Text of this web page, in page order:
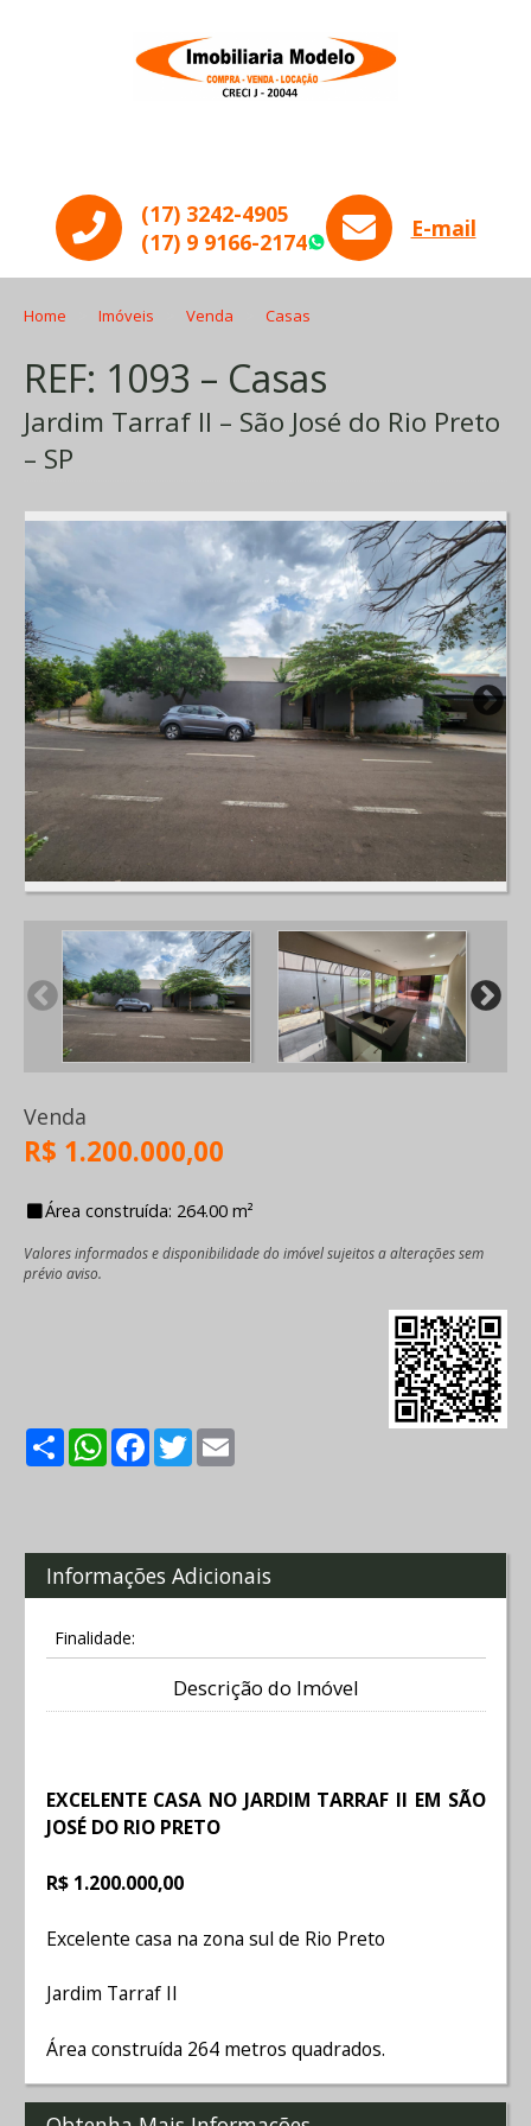
(17) 3242-4905
(17) 9 9166-2174
WhatsApp
E-mail
Home Imóveis Venda Casas
REF: 1093 – Casas
Jardim Tarraf II – São José do Rio Preto
– SP
Venda
R$ 1.200.000,00
Área construída: 264.00 m²
Valores informados e disponibilidade do imóvel sujeitos a alterações sem
prévio aviso.
ShareWhatsApp
Facebook
Twitter
Informações Adicionais
Finalidade:
Descrição do Imóvel
EXCELENTE CASA NO JARDIM TARRAF II EM SÃO
JOSÉ DO RIO PRETO
R$ 1.200.000,00
Excelente casa na zona sul de Rio Preto
Jardim Tarraf II
Área construída 264 metros quadrados.